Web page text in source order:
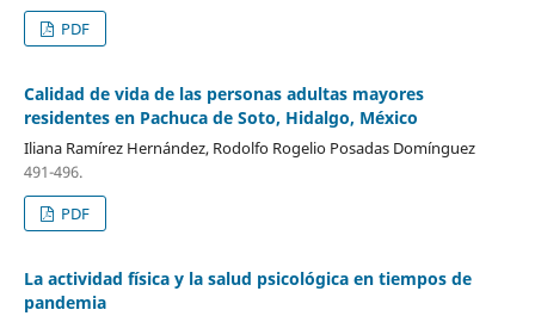
PDF
Calidad de vida de las personas adultas mayores
residentes en Pachuca de Soto, Hidalgo, México
Iliana Ramírez Hernández, Rodolfo Rogelio Posadas Domínguez
491-496.
PDF
La actividad física y la salud psicológica en tiempos de
pandemia